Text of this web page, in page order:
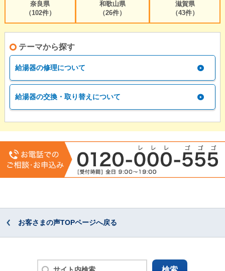
奈良県
（102件）
和歌山県
（26件）
滋賀県
（43件）
テーマから探す
給湯器の修理について
給湯器の交換・取り替えについて
お客さまの声TOPページへ戻る